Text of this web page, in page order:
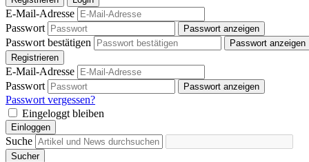
E-Mail-Adresse
Passwort
Passwort anzeigen
Passwort bestätigen
Passwort anzeigen
Registrieren
E-Mail-Adresse
Passwort
Passwort anzeigen
Passwort vergessen?
Eingeloggt bleiben
Einloggen
Suche
Sucher